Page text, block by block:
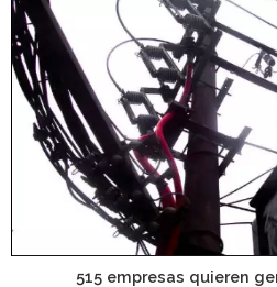
515 empresas quieren